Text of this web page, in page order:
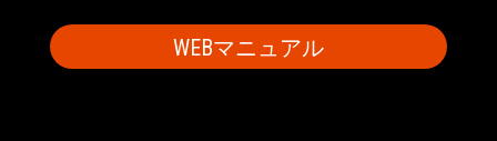
WEBマニュアル